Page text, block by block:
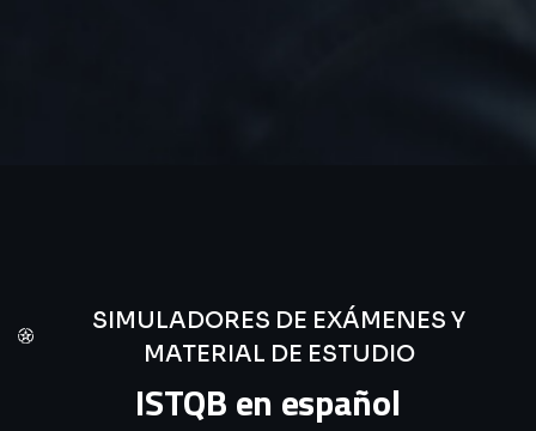
SIMULADORES DE EXÁMENES Y
MATERIAL DE ESTUDIO
ISTQB en español